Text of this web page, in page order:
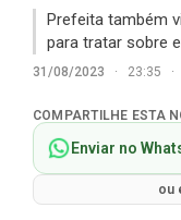
Prefeita também
para tratar sobre
31/08/2023 · 23:35 ·
COMPARTILHE ESTA
Enviar no
ou